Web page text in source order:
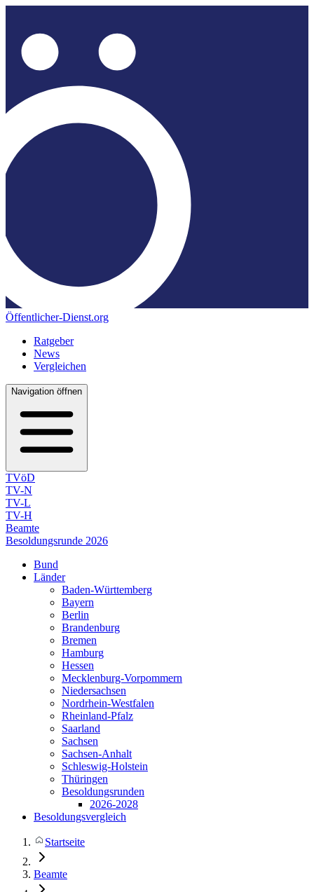
Öffentlicher-Dienst.org
Ratgeber
News
Vergleichen
Navigation öffnen
TVöD
TV-N
TV-L
TV-H
Beamte
Besoldungsrunde 2026
Bund
Länder
Baden-Württemberg
Bayern
Berlin
Brandenburg
Bremen
Hamburg
Hessen
Mecklenburg-Vorpommern
Niedersachsen
Nordrhein-Westfalen
Rheinland-Pfalz
Saarland
Sachsen
Sachsen-Anhalt
Schleswig-Holstein
Thüringen
Besoldungsrunden
2026-2028
Besoldungsvergleich
Startseite
Beamte